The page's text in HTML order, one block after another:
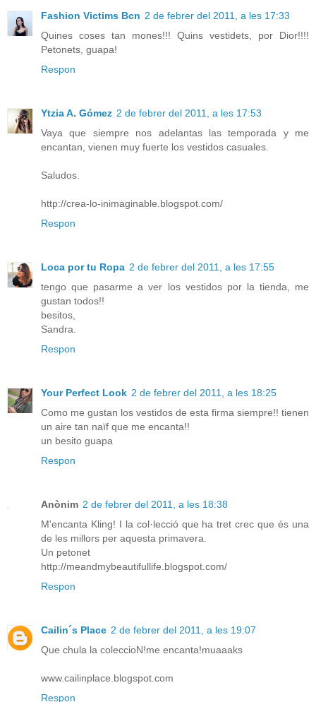
Fashion Victims Bcn 2 de febrer del 2011, a les 17:33
Quines coses tan mones!!! Quins vestidets, por Dior!!!!
Petonets, guapa!
Respon
Ytzia A. Gómez 2 de febrer del 2011, a les 17:53
Vaya que siempre nos adelantas las temporada y me
encantan, vienen muy fuerte los vestidos casuales.
Saludos.
http://crea-lo-inimaginable.blogspot.com/
Respon
Loca por tu Ropa 2 de febrer del 2011, a les 17:55
tengo que pasarme a ver los vestidos por la tienda, me
gustan todos!!
besitos,
Sandra.
Respon
Your Perfect Look 2 de febrer del 2011, a les 18:25
Como me gustan los vestidos de esta firma siempre!! tienen
un aire tan naïf que me encanta!!
un besito guapa
Respon
Anònim 2 de febrer del 2011, a les 18:38
M'encanta Kling! I la col·lecció que ha tret crec que és una
de les millors per aquesta primavera.
Un petonet
http://meandmybeautifullife.blogspot.com/
Respon
Cailin´s Place 2 de febrer del 2011, a les 19:07
Que chula la coleccioN!me encanta!muaaaks
www.cailinplace.blogspot.com
Respon